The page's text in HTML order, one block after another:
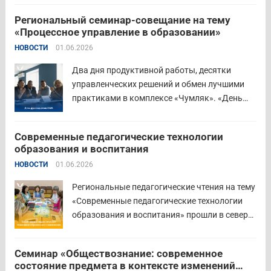
Открывая встречу, заместитель
руководителя Управления образования
Притобольного муниципального округа
Наталья Сергеевна Иванова подчеркнула
важность очных практических встреч для...
Региональный семинар-совещание на тему
«Процессное управление в образовании»
НОВОСТИ 01.06.2026
Два дня продуктивной работы, десятки
управленческих решений и обмен лучшими
практиками в комплексе «Чумляк». «День
управления образованием для обсуждения
ключевых задач и развития системы
образования региона. Заместитель
Современные педагогические технологии
образования и воспитания
НОВОСТИ 01.06.2026
Региональные педагогические чтения на тему
«Современные педагогические технологии
образования и воспитания» прошли в северо-
Основная цель Педагогических чтений —
Семинар «Обществознание: современное
состояние предмета в контексте изменений